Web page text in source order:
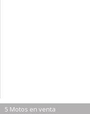
5 Motos en venta